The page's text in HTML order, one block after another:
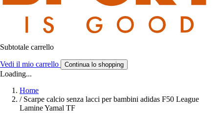
Subtotale carrello
Vedi il mio carrello Continua lo shopping
Loading...
Home
/ Scarpe calcio senza lacci per bambini adidas F50 League
Lamine Yamal TF